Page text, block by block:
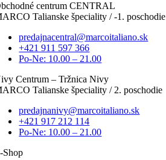
centrum CENTRAL
Talianske špeciality / -1. poschodie
predajnacentral@marcoitaliano.sk
+421 911 597 366
Po-Ne: 10.00 – 21.00
Centrum – Tržnica Nivy
Talianske špeciality / 2. poschodie
predajnanivy@marcoitaliano.sk
+421 917 212 114
Po-Ne: 10.00 – 21.00
Shop